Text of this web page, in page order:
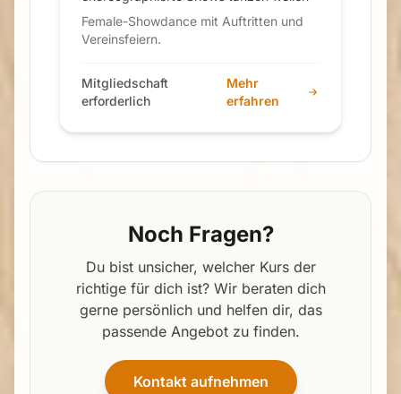
Female-Showdance mit Auftritten und
Vereinsfeiern.
Mitgliedschaft
erforderlich
Mehr
erfahren
Noch Fragen?
Du bist unsicher, welcher Kurs der
richtige für dich ist? Wir beraten dich
gerne persönlich und helfen dir, das
passende Angebot zu finden.
Kontakt aufnehmen